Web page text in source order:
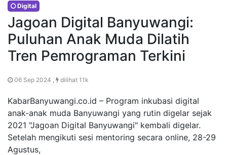
Digital
Jagoan Digital Banyuwangi:
Puluhan Anak Muda Dilatih
Tren Pemrograman Terkini
06 Sep 2024 , dilihat 11k
KabarBanyuwangi.co.id – Program inkubasi digital
anak-anak muda Banyuwangi yang rutin digelar sejak
2021 "Jagoan Digital Banyuwangi" kembali digelar.
Setelah mengikuti sesi mentoring secara online, 28-29
Agustus,